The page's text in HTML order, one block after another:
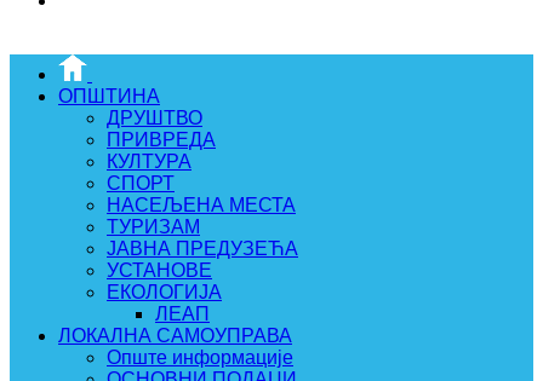
ОПШТИНА
ДРУШТВО
ПРИВРЕДА
КУЛТУРА
СПОРТ
НАСЕЉЕНА МЕСТА
ТУРИЗАМ
ЈАВНА ПРЕДУЗЕЋА
УСТАНОВЕ
ЕКОЛОГИЈА
ЛЕАП
ЛОКАЛНА САМОУПРАВА
Опште информације